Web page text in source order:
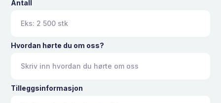
Antall
Hvordan hørte du om oss?
Tilleggsinformasjon